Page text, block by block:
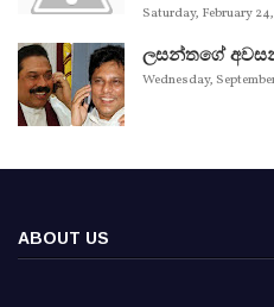
Saturday, February
ලසන්තගේ
Wednesday,
ABOUT US